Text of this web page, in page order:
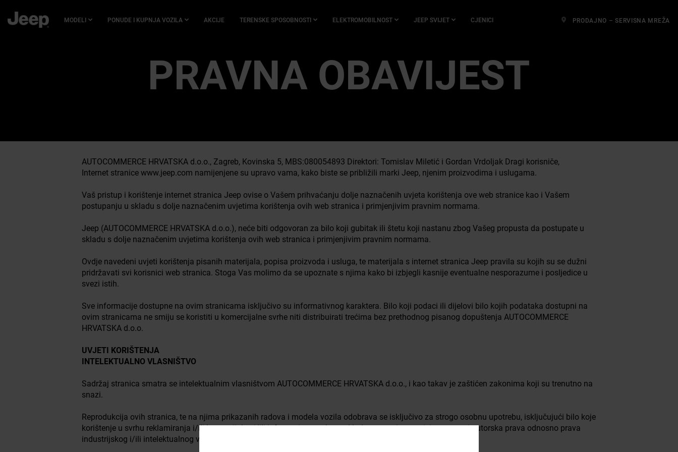
NA
GLAVNI
MODELI PONUDE I KUPNJA VOZILA AKCIJE TERENSKE SPOSOBNOSTI ELEKTROMOBILNOST​ JEEP SVIJET CJENICI PRODAJNO – SERVISNA MREŽA
PRAVNA OBAVIJEST
AUTOCOMMERCE HRVATSKA d.o.o., Zagreb, Kovinska 5, MBS:080054893 Direktori: Tomislav Miletić i Gordan Vrdoljak Dragi korisniče,
Internet stranice www.jeep.com namijenjene su upravo vama, kako biste se približili marki Jeep, njenim proizvodima i uslugama.
Vaš pristup i korištenje internet stranica Jeep ovise o Vašem prihvaćanju dolje naznačenih uvjeta korištenja ove web stranice kao i Vašem
postupanju u skladu s dolje naznačenim uvjetima korištenja ovih web stranica i primjenjivim pravnim normama.
Jeep (AUTOCOMMERCE HRVATSKA d.o.o.), neće biti odgovoran za bilo koji gubitak ili štetu koji nastanu zbog Vašeg propusta da postupate u
skladu s dolje naznačenim uvjetima korištenja ovih web stranica i primjenjivim pravnim normama.
Ovdje navedeni uvjeti korištenja pisanih materijala, popisa proizvoda i usluga, te materijala s internet stranica Jeep pravila su kojih su se dužni
pridržavati svi korisnici web stranica. Stoga Vas molimo da se upoznate s njima kako bi izbjegli kasnije eventualne nesporazume i posljedice u
svezi istih.
Sve informacije dostupne na ovim stranicama isključivo su informativnog karaktera. Bilo koji podaci ili dijelovi bilo kojih podataka dostupni na
ovim stranicama ne smiju se koristiti u komercijalne svrhe niti distribuirati trećima bez prethodnog pisanog dopuštenja AUTOCOMMERCE
HRVATSKA d.o.o.
UVJETI KORIŠTENJA
INTELEKTUALNO VLASNIŠTVO
Sadržaj stranica smatra se intelektualnim vlasništvom AUTOCOMMERCE HRVATSKA d.o.o., i kao takav je zaštićen zakonima koji su trenutno na
snazi.
Reprodukcija ovih stranica, te na njima prikazanih radova i modela vozila odobrava se isključivo za strogo osobnu upotrebu, isključujući bilo koje
korištenje u svrhu reklamiranja i/ili komercijalne i/ili informativne svrhe, u skladu s pravnim propisima u svezi autorska prava odnosno prava
industrijskog i/ili intelektualnog vlasništva koji su trenutno na snazi.